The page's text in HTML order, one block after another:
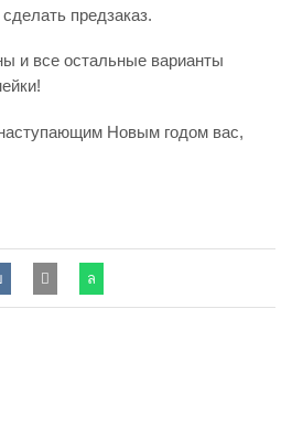
предзаказ.
и все остальные варианты
Новым годом вас,